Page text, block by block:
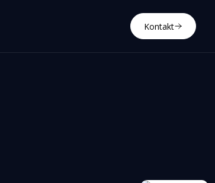
Kontakt